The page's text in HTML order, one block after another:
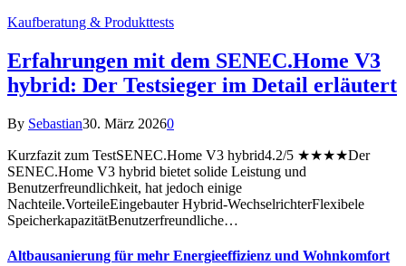
Kaufberatung & Produkttests
Erfahrungen mit dem SENEC.Home V3
hybrid: Der Testsieger im Detail erläutert
By Sebastian30. März 20260
Kurzfazit zum TestSENEC.Home V3 hybrid4.2/5 ★★★★Der
SENEC.Home V3 hybrid bietet solide Leistung und
Benutzerfreundlichkeit, hat jedoch einige
Nachteile.VorteileEingebauter Hybrid-WechselrichterFlexibele
SpeicherkapazitätBenutzerfreundliche…
Altbausanierung für mehr Energieeffizienz und Wohnkomfort